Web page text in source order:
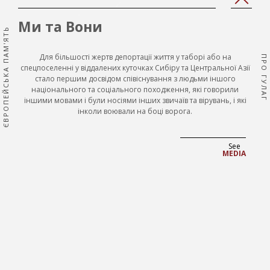
ЄВРОПЕЙСЬКА ПАМ'ЯТЬ ПРО ГУЛАГ
page'|t
}}
Ми та Вони
Для більшості жертв депортації життя у таборі або на
спецпоселенні у віддалених куточках Сибіру та Центральної Азії
стало першим досвідом співіснування з людьми іншого
національного та соціального походження, які говорили
іншими мовами і були носіями інших звичаїв та вірувань, і які
інколи воювали на боці ворога.
See
MEDIA